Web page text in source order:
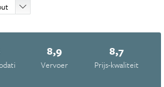
8,9
Vervoer
8,7
Prijs-kwaliteit